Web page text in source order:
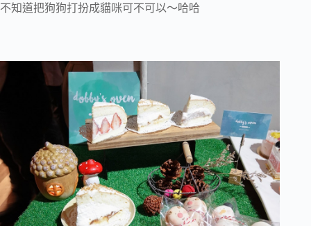
不知道把狗狗打扮成貓咪可不可以～哈哈